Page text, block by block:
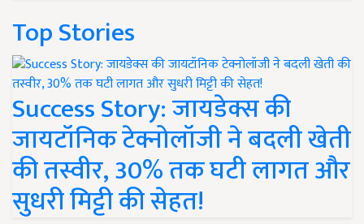
Top Stories
Success Story: जायडेक्स की
जायटॉनिक टेक्नोलॉजी ने बदली खेती
की तस्वीर, 30% तक घटी लागत और
सुधरी मिट्टी की सेहत!